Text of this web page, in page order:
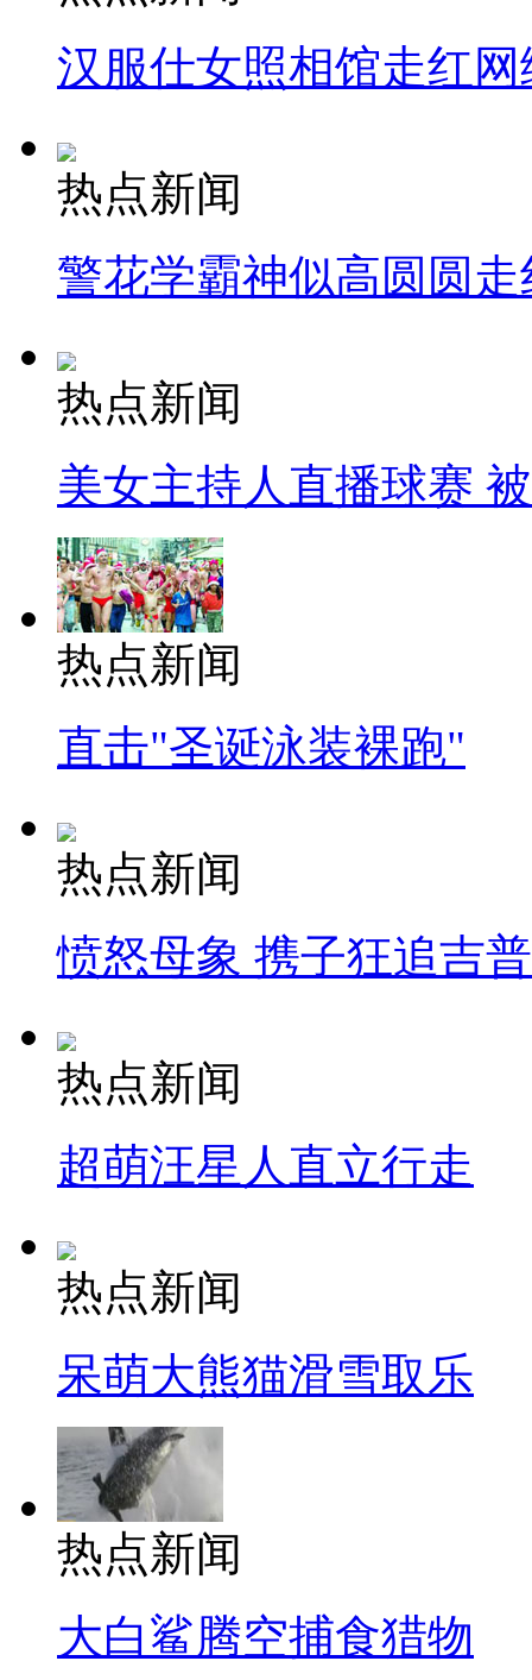
汉服仕女照相馆走红网
热点新闻
警花学霸神似高圆圆走
热点新闻
美女主持人直播球赛
热点新闻
直击"圣诞泳装裸跑"
热点新闻
愤怒母象 携子狂追吉
热点新闻
超萌汪星人直立行走
热点新闻
呆萌大熊猫滑雪取乐
热点新闻
大白鲨腾空捕食猎物